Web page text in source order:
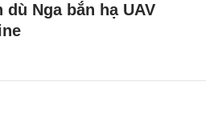
Nga bắn hạ UAV